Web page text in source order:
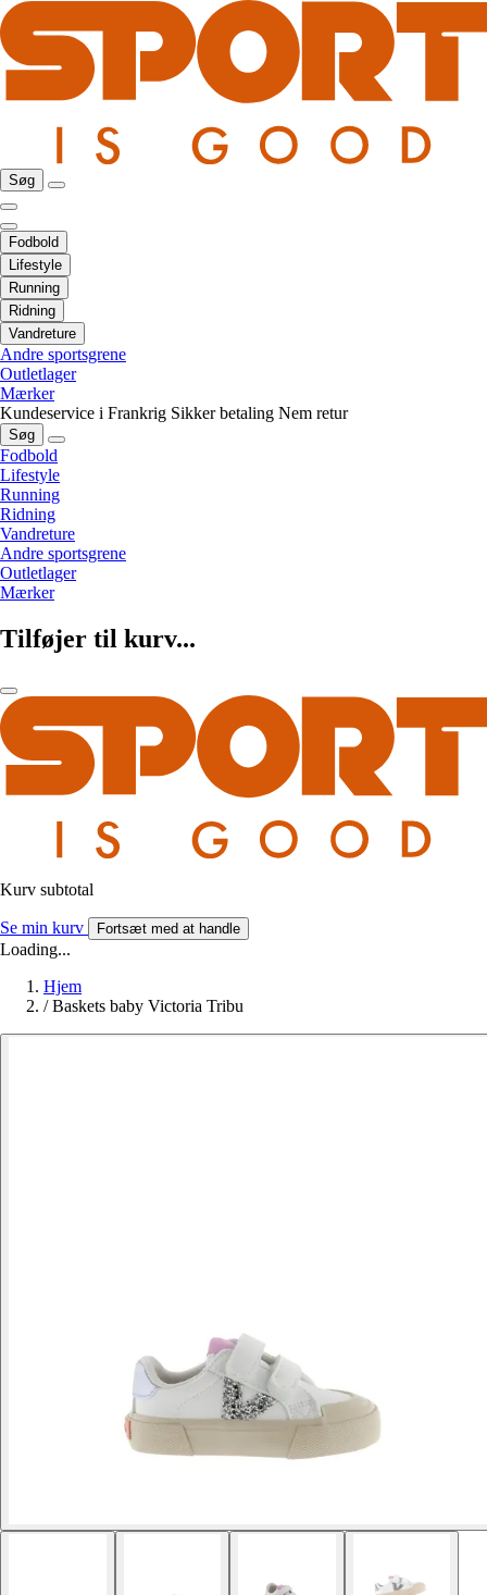
Søg
Fodbold
Lifestyle
Running
Ridning
Vandreture
Andre sportsgrene
Outletlager
Mærker
Kundeservice i Frankrig Sikker betaling Nem retur
Søg
Fodbold
Lifestyle
Running
Ridning
Vandreture
Andre sportsgrene
Outletlager
Mærker
Tilføjer til kurv...
Kurv subtotal
Se min kurv Fortsæt med at handle
Loading...
Hjem
/ Baskets baby Victoria Tribu